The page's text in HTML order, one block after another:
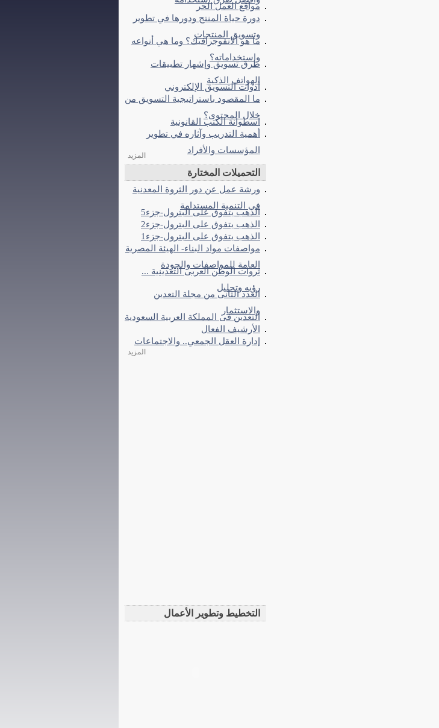
مواقع العمل الحر
دورة حياة المنتج ودورها في تطوير
وتسويق المنتجات
ما هو الانفوجرافيك؟ وما هي أنواعه
واستخداماته؟
طرق تسويق وإشهار تطبيقات
الهواتف الذكية
أدوات التسويق الإلكتروني
ما المقصود باستراتيجية التسويق من
خلال المحتوى؟
اسطوانة الكتب القانونية
أهمية التدريب وآثاره في تطوير
المؤسسات والأفراد
المزيد
التحميلات المختارة
ورشة عمل عن دور الثروة المعدنية
فى التنمية المستدامة
الذهب يتفوق على البترول-جزء5
الذهب يتفوق على البترول-جزء2
الذهب يتفوق على البترول-جزء1
مواصفات مواد البناء- الهيئة المصرية
العامة للمواصفات والجودة
ثروات الوطن العربى التعدينية ...
رؤيه وتحليل
العدد الثانى من مجلة التعدين
والاستثمار
التعدين فى المملكة العربية السعودية
الأرشيف الفعال
إدارة العقل الجمعي.. والاجتماعات
المزيد
التخطيط وتطوير الأعمال